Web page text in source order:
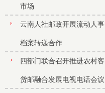
市场
云南人社邮政开展流动人事
档案转递合作
四部门联合召开推进农村客
货邮融合发展电视电话会议